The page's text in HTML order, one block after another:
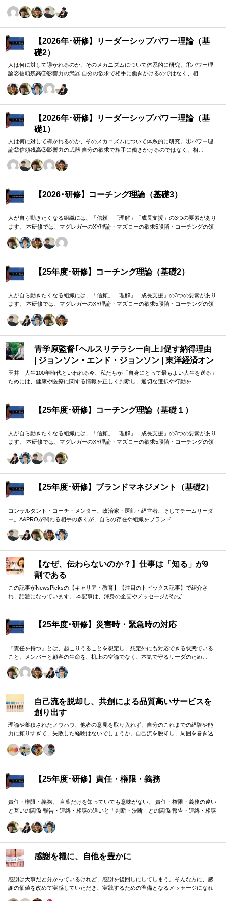
【2026年･研修】リーダーシップパワー理論（基
礎2）
人は何に対して導かれるのか、そのメカニズムについて体系的に研究。①パワー理
論②信頼残高③影響力の武器 自分の欲求で相手に働きかけるのではなく、相…
【2026年･研修】リーダーシップパワー理論（基
礎1）
人は何に対して導かれるのか、そのメカニズムについて体系的に研究。①パワー理
論②信頼残高③影響力の武器 自分の欲求で相手に働きかけるのではなく、相…
【2026･研修】コーチング理論（基礎3）
人が自ら動きたくなる組織には、「信頼」「理解」「成長支援」の3つの要素があり
ます。 本研修では、マグレガーのXY理論・マズローの欲求5段階・コーチングの領
を、実例を交えて深く学びます。 単なる知識の習得にとどまらず、現場で直面する
【25年度･研修】コーチング理論（基礎2）
人が自ら動きたくなる組織には、「信頼」「理解」「成長支援」の3つの要素があり
ます。 本研修では、マグレガーのXY理論・マズローの欲求5段階・コーチングの領
を、実例を交えて深く学びます。 単なる知識の習得にとどまらず、現場で直面する
青学原監督｢ヘルスリテラシー向上｣促す納得理由
| ジョンソン・エンド・ジョンソン | 東洋経済オン
ライン
玉井 人生100年時代といわれる今、私たちが「自身にとって最もよい人生を送る」
ためには、健康や医療に関する情報を正しく判断し、適切な選択や行動を…
【25年度･研修】コーチング理論（基礎１）
人が自ら動きたくなる組織には、「信頼」「理解」「成長支援」の3つの要素があり
ます。 本研修では、マグレガーのXY理論・マズローの欲求5段階・コーチングの領
を、実例を交えて深く学びます。 単なる知識の習得にとどまらず、現場で直面する
【25年度･研修】ブランドマネジメント（基礎2）
コンサルタント・コーチ・メンター、政治家・医師・経営者、そしてチームリーダ
ー。A&PROが関わる相手の多くが、自らの存在や組織をブランド…
【なぜ、伝わらないのか？】仕事は「知る」が9
割である
この記事がNewsPicksの【キャリア・教育】【注目のトピックス記事】で紹介さ
れ、話題になっています。 本記事は、渾身の企画やメッセージがなぜ…
【25年度･研修】災害時・緊急時の対応
『責任を持つ』とは、起こりうることを想定し、想定外にも対応できる状態でいる
こと。メンバーと顧客の生命を、机上の空論でなく、本気で守るリーダのため…
自己流を脱却し、共創による品質高いサービスを
創り出す
理論や蓄積されたノウハウ、他者の意見を取り入れず、自分のこれまでの経験や能
力に頼りすぎて、失敗した経験はないでしょうか。自己流を脱却し、周囲を巻き込
【25年度･研修】責任・権限・義務
責任・権限・義務。 言葉だけを知っていても意味がない。 責任・権限・義務の違い
と互いの関係 報告・連絡・相談の違いと「判断・決断」との関係 報告・連絡・相談
分けることが重要。 理屈と機能を理解し、チームワークを大きく向上したいリーダ
感謝を糧に、自他を豊かに
感謝は大事だと分かっているけれど、感謝を後回しにしてしまう。そんな方に、感
謝の価値を改めて実感していただき、実践するための準備となるメッセージになれ